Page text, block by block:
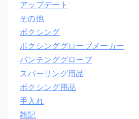
アップデート
その他
ボクシング
ボクシンググローブメーカー
パンチンググローブ
スパーリング用品
ボクシング用品
手入れ
雑記